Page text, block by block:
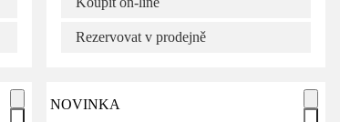
Rezervovat v prodejně
NOVINKA